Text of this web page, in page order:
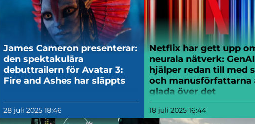
James Cameron presenterar:
den spektakulära
debuttrailern för Avatar 3:
Fire and Ashes har släppts
28 juli 2025 18:46
Netflix har gett upp
neurala nätverk: GenAI
hjälper redan till med
och manusförfattarna
glada över det
Netflix har för första gången
användningen av generativ AI
produktionen av en TV-serie.
18 juli 2025 16:44